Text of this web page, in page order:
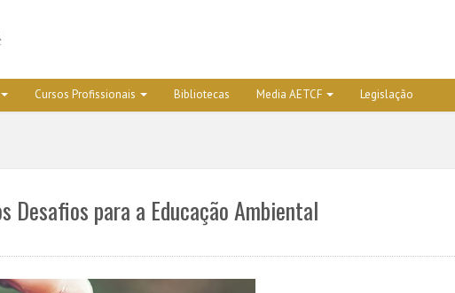
Cursos Profissionais Bibliotecas Media AETCF Legislação
Desafios para a Educação Ambiental